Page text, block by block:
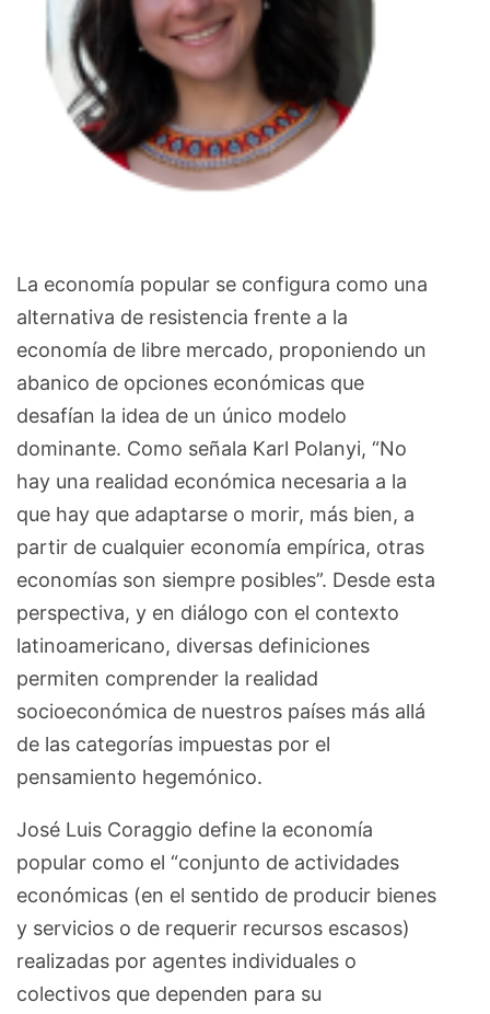
La economía popular se configura como una
alternativa de resistencia frente a la
economía de libre mercado, proponiendo un
abanico de opciones económicas que
desafían la idea de un único modelo
dominante. Como señala Karl Polanyi, “No
hay una realidad económica necesaria a la
que hay que adaptarse o morir, más bien, a
partir de cualquier economía empírica, otras
economías son siempre posibles”. Desde esta
perspectiva, y en diálogo con el contexto
latinoamericano, diversas definiciones
permiten comprender la realidad
socioeconómica de nuestros países más allá
de las categorías impuestas por el
pensamiento hegemónico.
José Luis Coraggio define la economía
popular como el “conjunto de actividades
económicas (en el sentido de producir bienes
y servicios o de requerir recursos escasos)
realizadas por agentes individuales o
colectivos que dependen para su